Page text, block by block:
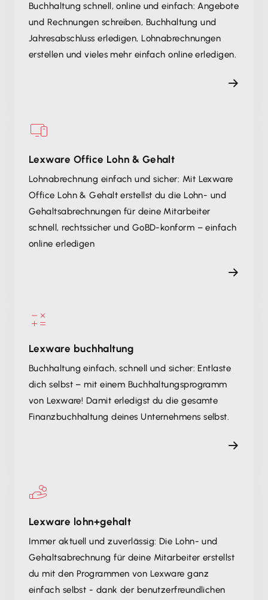
Buchhaltung schnell, online und einfach: Angebote
und Rechnungen schreiben, Buchhaltung und
Jahresabschluss erledigen, Lohnabrechnungen
erstellen und vieles mehr einfach online erledigen.
Lexware Office Lohn & Gehalt
Lohnabrechnung einfach und sicher: Mit Lexware
Office Lohn & Gehalt erstellst du die Lohn- und
Gehaltsabrechnungen für deine Mitarbeiter
schnell, rechtssicher und GoBD-konform – einfach
online erledigen
Lexware buchhaltung
Buchhaltung einfach, schnell und sicher: Entlaste
dich selbst – mit einem Buchhaltungsprogramm
von Lexware! Damit erledigst du die gesamte
Finanzbuchhaltung deines Unternehmens selbst.
Lexware lohn+gehalt
Immer aktuell und zuverlässig: Die Lohn- und
Gehaltsabrechnung für deine Mitarbeiter erstellst
du mit den Programmen von Lexware ganz
einfach selbst - dank der benutzerfreundlichen